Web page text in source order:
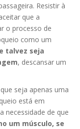
Resistir à
que a
o processo de
como um
talvez seja
, descansar um
seja apenas uma
está em
necessidade de que
um músculo, se